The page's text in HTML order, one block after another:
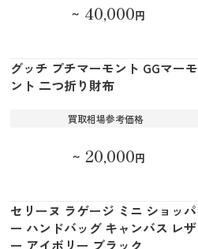
～ 40,000円
グッチ プチマーモント GGマーモ
ント 二つ折り財布
買取相場参考価格
～ 20,000円
セリーヌ ラゲージ ミニ ショッパ
ー ハンドバッグ キャンバス レザ
ー アイボリー ブラック